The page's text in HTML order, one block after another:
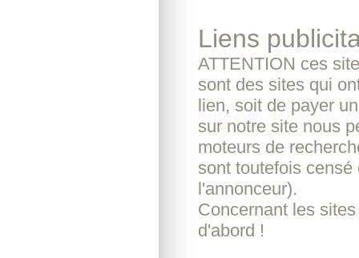
Liens
ATTENTION ces
sont des sites qui
lien, soit de payer
sur notre site nous
moteurs de
sont toutefois
l'annonceur).
Concernant les
d'abord !